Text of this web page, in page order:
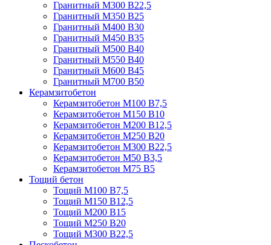
Гранитный М300 В22,5
Гранитный М350 В25
Гранитный М400 В30
Гранитный М450 В35
Гранитный М500 В40
Гранитный М550 В40
Гранитный М600 В45
Гранитный М700 В50
Керамзитобетон
Керамзитобетон М100 В7,5
Керамзитобетон М150 В10
Керамзитобетон М200 В12,5
Керамзитобетон М250 В20
Керамзитобетон М300 В22,5
Керамзитобетон М50 В3,5
Керамзитобетон М75 В5
Тощий бетон
Тощий М100 В7,5
Тощий М150 В12,5
Тощий М200 В15
Тощий М250 В20
Тощий М300 В22,5